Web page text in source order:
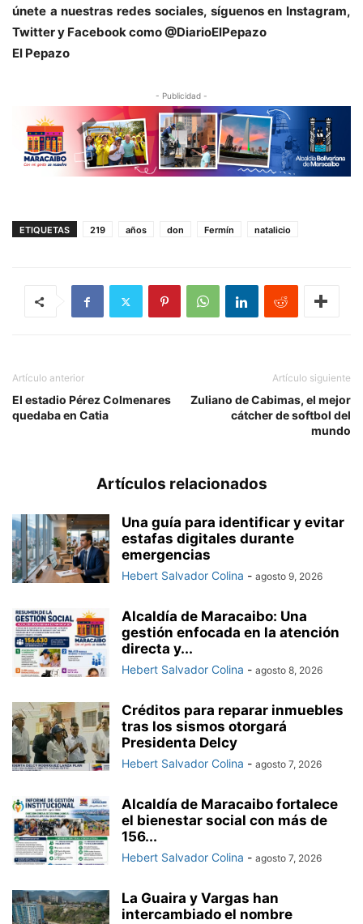
únete a nuestras redes sociales, síguenos en Instagram,
Twitter y Facebook como @DiarioElPepazo
El Pepazo
- Publicidad -
ETIQUETAS 219 años don Fermín natalicio
Artículo anterior
El estadio Pérez Colmenares
quedaba en Catia
Artículo siguiente
Zuliano de Cabimas, el mejor
cátcher de softbol del
mundo
Artículos relacionados
Una guía para identificar y evitar
estafas digitales durante
emergencias
Hebert Salvador Colina - agosto 9, 2026
Alcaldía de Maracaibo: Una
gestión enfocada en la atención
directa y...
Hebert Salvador Colina - agosto 8, 2026
Créditos para reparar inmuebles
tras los sismos otorgará
Presidenta Delcy
Hebert Salvador Colina - agosto 7, 2026
Alcaldía de Maracaibo fortalece
el bienestar social con más de
156...
Hebert Salvador Colina - agosto 7, 2026
La Guaira y Vargas han
intercambiado el nombre